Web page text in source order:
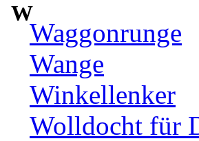
W
Waggonrunge
Wange
Winkellenker
Wolldocht für